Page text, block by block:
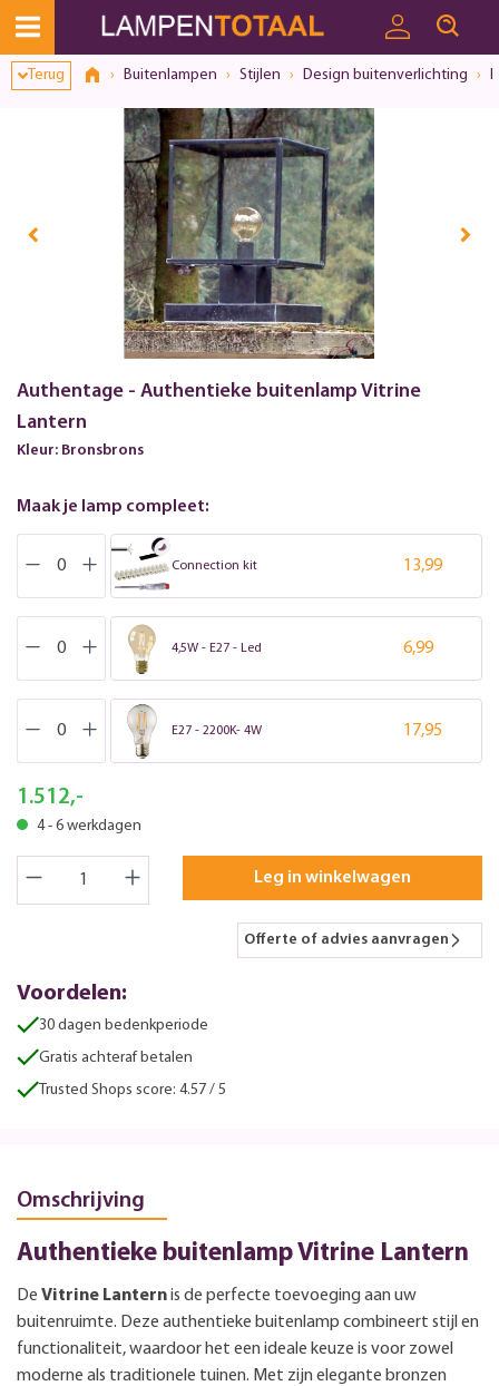
Terug Buitenlampen Stijlen Design buitenverlichting
Authentage - Authentieke buitenlamp Vitrine
Lantern
Kleur: Bronsbrons
Maak je lamp compleet:
Connection kit 13,99
4,5W - E27 - Led 6,99
E27 - 2200K- 4W 17,95
1.512,-
4 - 6 werkdagen
Leg in winkelwagen
Offerte of advies aanvragen
Voordelen:
30 dagen bedenkperiode
Gratis achteraf betalen
Trusted Shops score: 4.57 / 5
Omschrijving
Authentieke buitenlamp Vitrine Lantern
De Vitrine Lanternis de perfecte toevoeging aan uw
buitenruimte. Deze authentieke buitenlamp combineert stijl en
functionaliteit, waardoor het een ideale keuze is voor zowel
moderne als traditionele tuinen. Met zijn elegante bronzen
Toestemmingsvenster geopend